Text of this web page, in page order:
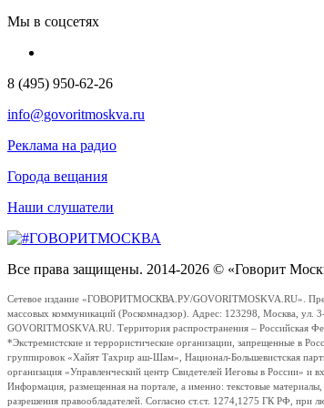
Мы в соцсетях
8 (495) 950-62-26
info@govoritmoskva.ru
Реклама на радио
Города вещания
Наши слушатели
Все права защищены. 2014-2026 © «Говорит
Сетевое издание «ГОВОРИТМОСКВА.РУ/GOVORITMOSKVA.RU».
массовых коммуникаций (Роскомнадзор). Адрес: 123298, Москва,
GOVORITMOSKVA.RU. Территория распространения – Российская
*Экстремистские и террористические организации, запрещенные в
группировок «Хайят Тахрир аш-Шам», Национал-Большевистская
организация «Управленческий центр Свидетелей Иеговы в России» и
Информация, размещенная на портале, а именно: текстовые
разрешения правообладателей. Согласно ст.ст. 1274,1275 ГК РФ, при